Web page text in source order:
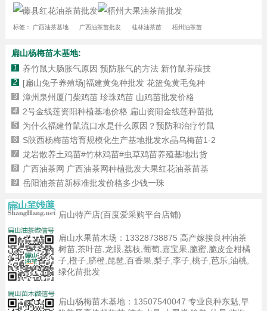
标签： 广西油茶基地 广西油茶苗批发 桂林油茶苗 梧州油茶苗
扁山杨梅苗木基地:
1 养竹鼠大肠胀气原因 预防胀气的方法 新竹鼠养殖技
2 [扁山兔子养殖场]福建黄兔种批发 花篮兔黄毛兔种
3 漳州泉州厦门柴鸡苗 珍珠鸡苗 山鸡苗批发价格
4 2号金线莲资阳种植基地价格 扁山资阳金线莲种苗批
5 为什么福建竹鼠流口水是什么原因？预防和治疗竹鼠
6 S陕西杨梅苗培育规模化生产基地批发水晶乌梅苗1-2
7 龙岩散养土鸡苗#竹林鸡苗#虫草鸡苗养殖基地出货
8 广西油茶网 广西油茶网种植批发大果红花油茶苗基
9 岳阳油茶苗新标准批发价格多少钱一珠
扁山特产店(百度爱采购平台店铺)
扁山水果苗木场： 13328738875 高产嫁接良种油茶
树苗,茶叶苗,龙眼,荔枝,葡萄,嘉宝果,脆蜜,脆皮金柑橘
子,橙子,脐橙,琵琶,百香果,梨子,李子,桃子,芭乐,油桃,
绿化苗批发
扁山杨梅苗木基地： 13507540047 专业良种东魁,早